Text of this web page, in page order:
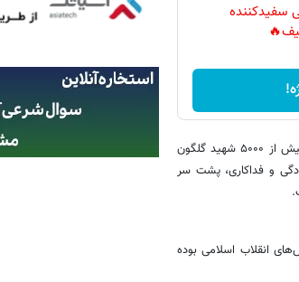
سفیدکننده
قهرمانان، پیشکسوتان، مدیران ورزشی ایران که در دوران هشت سال دفاع مقدس با تقدیم بیش از ۵۰۰۰ شهید گلگون
و فداکاری، پشت سر
انقلاب اسلامی بوده